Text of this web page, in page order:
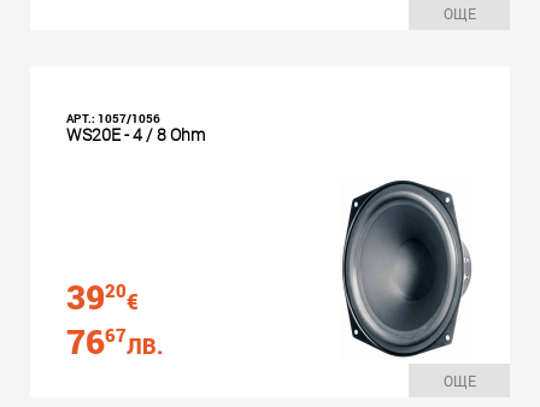
ОЩЕ
АРТ.: 1057/1056
WS20E - 4 / 8 Ohm
3920€
7667ЛВ.
ОЩЕ